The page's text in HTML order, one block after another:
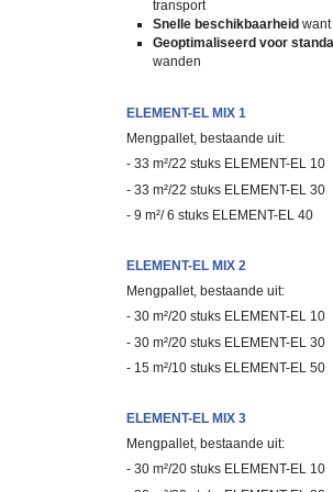
transport
Snelle beschikbaarheid
Geoptimaliseerd voor
wanden
ELEMENT-EL MIX 1
Mengpallet, bestaande uit:
- 33 m²/22 stuks ELEMENT-EL 10
- 33 m²/22 stuks ELEMENT-EL 30
- 9 m²/ 6 stuks ELEMENT-EL 40
ELEMENT-EL MIX 2
Mengpallet, bestaande uit:
- 30 m²/20 stuks ELEMENT-EL 10
- 30 m²/20 stuks ELEMENT-EL 30
- 15 m²/10 stuks ELEMENT-EL 50
ELEMENT-EL MIX 3
Mengpallet, bestaande uit:
- 30 m²/20 stuks ELEMENT-EL 10